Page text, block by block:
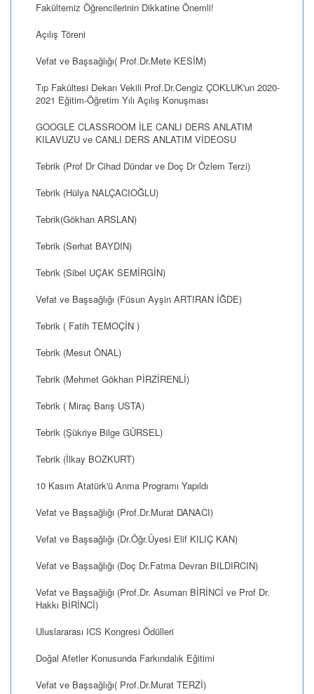
Fakültemiz Öğrencilerinin Dikkatine Önemli!
Açılış Töreni
Vefat ve Başsağlığı( Prof.Dr.Mete KESİM)
Tıp Fakültesi Dekan Vekili Prof.Dr.Cengiz ÇOKLUK'un 2020-
2021 Eğitim-Öğretim Yılı Açılış Konuşması
GOOGLE CLASSROOM İLE CANLI DERS ANLATIM
KILAVUZU ve CANLI DERS ANLATIM VİDEOSU
Tebrik (Prof Dr Cihad Dündar ve Doç Dr Özlem Terzi)
Tebrik (Hülya NALÇACIOĞLU)
Tebrik(Gökhan ARSLAN)
Tebrik (Serhat BAYDIN)
Tebrik (Sibel UÇAK SEMİRGİN)
Vefat ve Başsağlığı (Füsun Ayşin ARTIRAN İĞDE)
Tebrik ( Fatih TEMOÇİN )
Tebrik (Mesut ÖNAL)
Tebrik (Mehmet Gökhan PİRZİRENLİ)
Tebrik ( Miraç Barış USTA)
Tebrik (Şükriye Bilge GÜRSEL)
Tebrik (İlkay BOZKURT)
10 Kasım Atatürk'ü Anma Programı Yapıldı
Vefat ve Başsağlığı (Prof.Dr.Murat DANACI)
Vefat ve Başsağlığı (Dr.Öğr.Üyesi Elif KILIÇ KAN)
Vefat ve Başsağlığı (Doç Dr.Fatma Devran BILDIRCIN)
Vefat ve Başsağlığı (Prof.Dr. Asuman BİRİNCİ ve Prof Dr.
Hakkı BİRİNCİ)
Uluslararası ICS Kongresi Ödülleri
Doğal Afetler Konusunda Farkındalık Eğitimi
Vefat ve Başsağlığı( Prof.Dr.Murat TERZİ)